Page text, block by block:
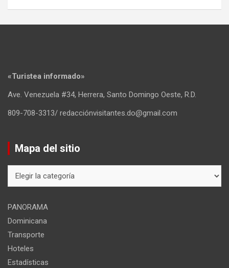
«Turistea informado»
Ave. Venezuela #34, Herrera, Santo Domingo Oeste, R.D.
809-708-3313/ redacciónvisitantes.do@gmail.com
Mapa del sitio
del
PANORAMA
Dominicana
Transporte
Hoteles
Estadísticas